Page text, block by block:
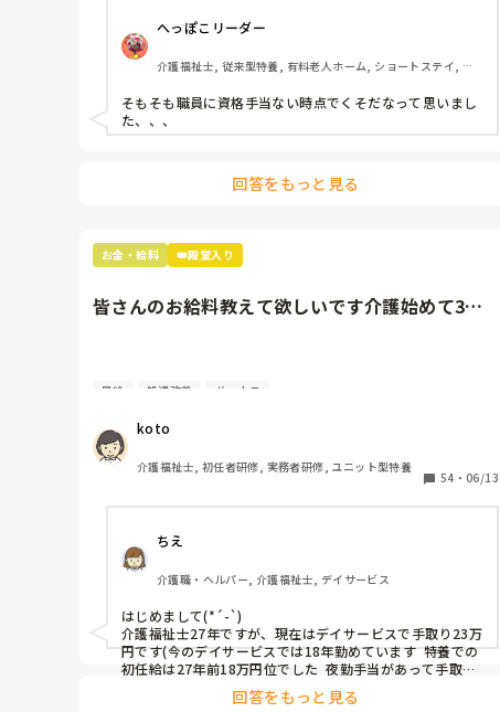
へっぽこリーダー
介護福祉士, 従来型特養, 有料老人ホーム, ショートステイ, ユ
そもそも職員に資格手当ない時点でくそだなって思いまし
た、、、
回答をもっと見る
お金・給料 👑殿堂入り
皆さんのお給料教えて欲しいです介護始めて3
皆さんのお給料教えて欲しいです
介護始めて3年。
昇給はあるも引かれたら金額変わらず…
私は、関東勤務。
残業ほぼなし。
基本給17万円
(資格手当 処遇改善+特定改善3.5万、夜勤手当込み)
月に手取りで19万円程です。
ボーナスは夏と冬 合計、手取り50万円ほど
昇給 処遇改善 ボーナス
koto
介護福祉士, 初任者研修, 実務者研修, ユニット型特養
54 ・ 06/13
ちえ
介護職・ヘルパー, 介護福祉士, デイサービス
はじめまして(*´-`)
介護福祉士27年ですが、現在はデイサービスで手取り23万
円です(今のデイサービスでは18年勤めています  特養での
初任給は27年前18万円位でした  夜勤手当があって手取り
回答をもっと見る